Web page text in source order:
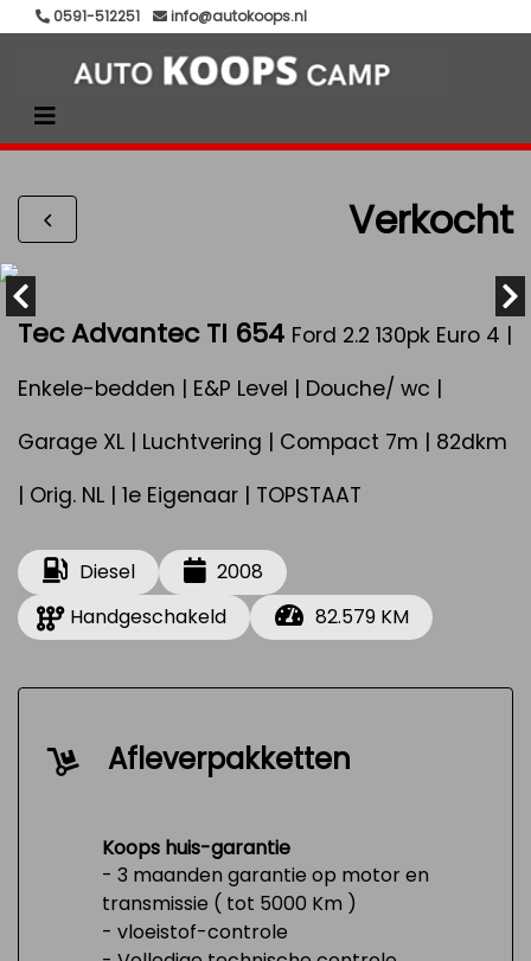
0591-512251 info@autokoops.nl
Verkocht
Tec Advantec TI 654 Ford 2.2 130pk Euro 4 |
Enkele-bedden | E&P Level | Douche/ wc |
Garage XL | Luchtvering | Compact 7m | 82dkm
| Orig. NL | 1e Eigenaar | TOPSTAAT
Diesel
2008
Handgeschakeld
82.579 KM
Afleverpakketten
Koops huis-garantie
- 3 maanden garantie op motor en
transmissie ( tot 5000 Km )
- vloeistof-controle